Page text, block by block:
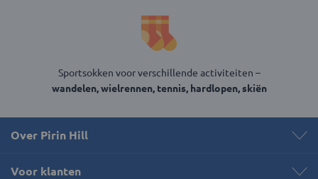
Sportsokken voor verschillende activiteiten –
wandelen, wielrennen, tennis, hardlopen, skiën
Over Pirin Hill
Voor klanten